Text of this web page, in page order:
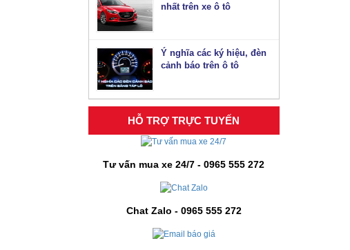
nhất trên xe ô tô
Ý nghĩa các ký hiệu, đèn
cảnh báo trên ô tô
HỖ TRỢ TRỰC TUYẾN
Tư vấn mua xe 24/7 - 0965 555 272
Chat Zalo - 0965 555 272